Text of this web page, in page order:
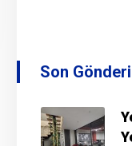
Son